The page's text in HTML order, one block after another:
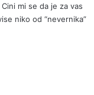
mi se da je za vas
niko od “nevernika”